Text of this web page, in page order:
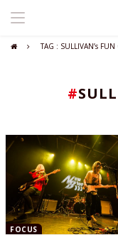
TAG : SULLIVAN’s FUN
#
FOCUS